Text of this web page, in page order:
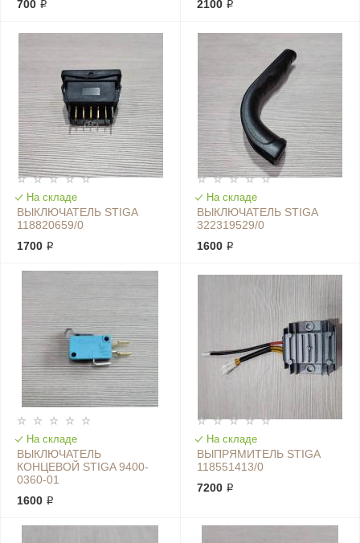
700 ₽ 2100 ₽
На складе
ВЫКЛЮЧАТЕЛЬ STIGA
118820659/0
1700 ₽
На складе
ВЫКЛЮЧАТЕЛЬ STIGA
322319529/0
1600 ₽
На складе
ВЫКЛЮЧАТЕЛЬ
КОНЦЕВОЙ STIGA 9400-
0360-01
1600 ₽
На складе
ВЫПРЯМИТЕЛЬ STIGA
118551413/0
7200 ₽